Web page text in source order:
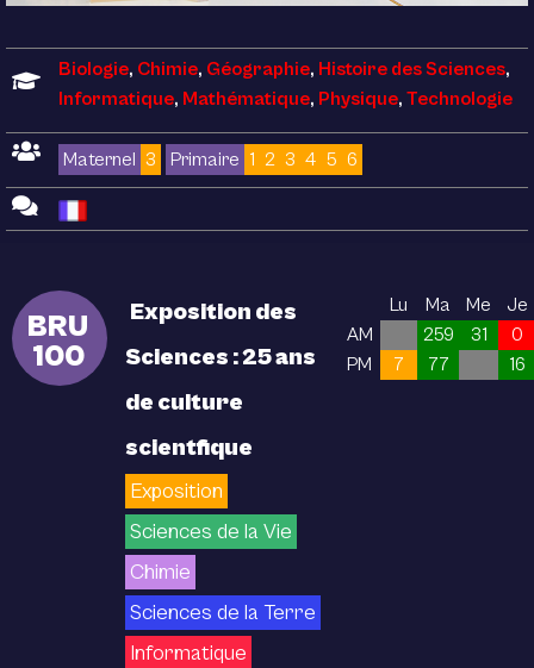
Biologie, Chimie, Géographie, Histoire des Sciences,
Informatique, Mathématique, Physique, Technologie
Maternel 3 Primaire 1 2 3 4 5 6
BRU
100
Exposition des
Sciences : 25 ans
de culture
scientfique
Exposition
Sciences de la Vie
Chimie
Sciences de la Terre
Informatique
Lu Ma Me
Je
AM
259 31
0
PM
7 77 16